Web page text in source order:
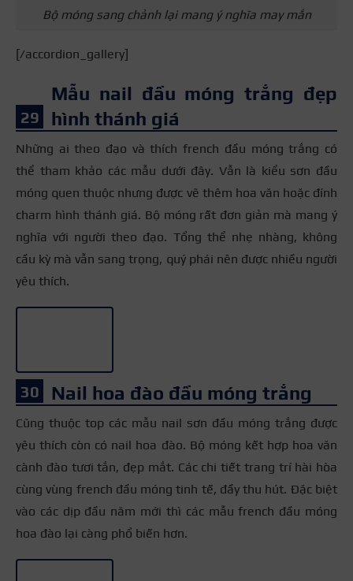
Bộ móng sang chảnh lại mang ý nghĩa may mắn
[/accordion_gallery]
Mẫu nail đầu móng trắng đẹp
hình thánh giá
Những ai theo đạo và thích french đầu móng trắng có
thể tham khảo các mẫu dưới đây. Vẫn là kiểu sơn đầu
móng quen thuộc nhưng được vẽ thêm hoa văn hoặc đính
charm hình thánh giá. Bộ móng rất đơn giản mà mang ý
nghĩa với người theo đạo. Tổng thể nhẹ nhàng, không
cầu kỳ mà vẫn sang trọng, quý phái nên được nhiều người
yêu thích.
Nail hoa đào đầu móng trắng
Cũng thuộc top các mẫu nail sơn đầu móng trắng được
yêu thích còn có nail hoa đào. Bộ móng kết hợp hoa văn
cành đào tươi tắn, đẹp mắt. Các chi tiết trang trí hài hòa
cùng vùng french đầu móng tinh tế, đầy thu hút. Đặc biệt
vào các dịp đầu năm mới thì các mẫu french đầu móng
hoa đào lại càng phổ biến hơn.